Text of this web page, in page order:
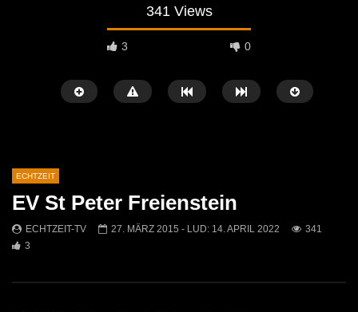
341 Views
3 0
„Spirituelle Reise“ Vocalensemble
ECHTZEIT-TV
18. NOVEMBER 2024
ECHTZEIT-TV
12.
ECHTZEIT
EV St Peter Freienstein
ECHTZEIT-TV 27. MÄRZ 2015 - LUD: 14. APRIL 2022
341
3